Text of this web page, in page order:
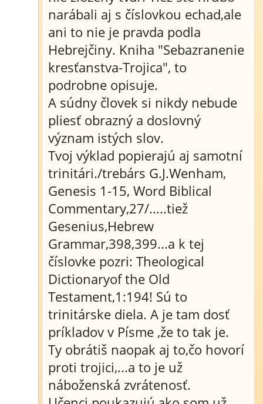
narábali aj s číslovkou echad,ale
ani to nie je pravda podla
Hebrejčiny. Kniha "Sebazranenie
kresťanstva-Trojica", to
podrobne opisuje.
A súdny človek si nikdy nebude
pliesť obrazný a doslovný
význam istých slov.
Tvoj výklad popierajú aj samotní
trinitári./trebárs G.J.Wenham,
Genesis 1-15, Word Biblical
Commentary,27/.....tiež
Gesenius,Hebrew
Grammar,398,399...a k tej
číslovke pozri: Theological
Dictionaryof the Old
Testament,1:194! Sú to
trinitárske diela. A je tam dosť
príkladov v Písme ,že to tak je.
Ty obrátiš naopak aj to,čo hovorí
proti trojici,...a to je už
náboženská zvrátenosť.